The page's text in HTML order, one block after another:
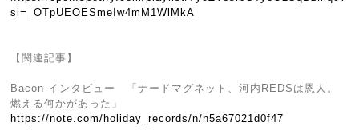
si=_OTpUEOESmeIw4mM1WlMkA
【関連記事】
Bacon インタビュー 「ナードマグネット、河内REDSは恩人。
燃える何かがあった」
https://note.com/holiday_records/n/n5a67021d0f47